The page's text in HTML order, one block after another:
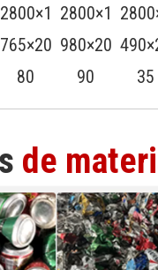
2800×1
765×20
80
2800×1
980×20
90
35
de